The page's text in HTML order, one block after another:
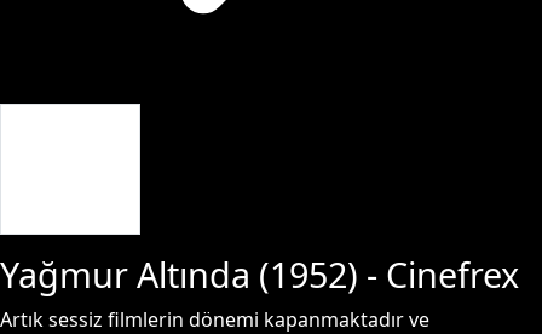
Yağmur Altında (1952) - Cinefrex
Artık sessiz filmlerin dönemi kapanmaktadır ve